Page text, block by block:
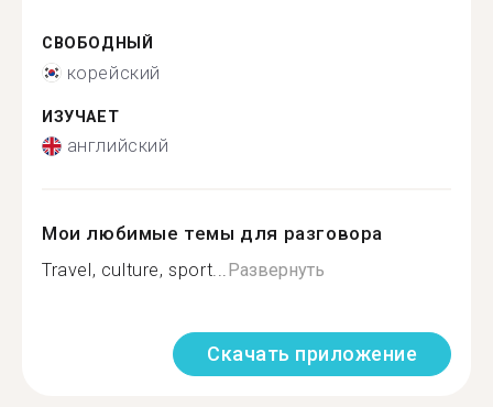
СВОБОДНЫЙ
корейский
ИЗУЧАЕТ
английский
Мои любимые темы для разговора
Travel, culture, sport...Развернуть
Скачать приложение